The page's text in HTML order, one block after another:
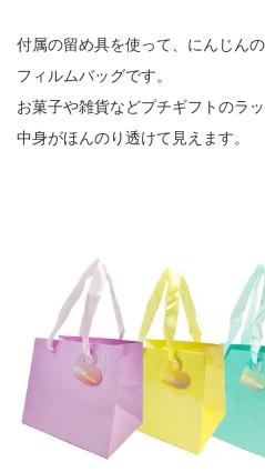
付属の留め具を使って、にんじん
フィルムバッグです。
お菓子や雑貨などプチギフトのラ
中身がほんのり透けて見えます。